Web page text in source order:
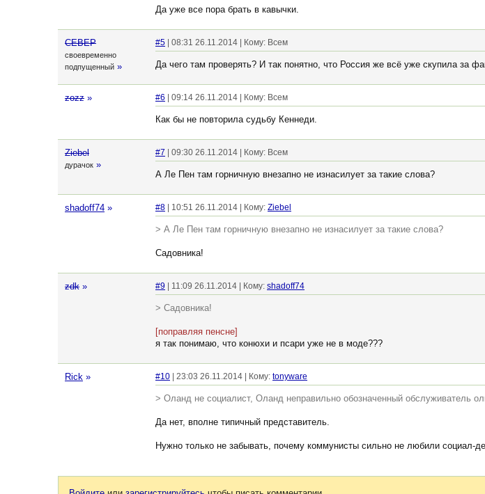
Да уже все пора брать в кавычки.
CEBEP
своевременно
подпущенный »
#5 | 08:31 26.11.2014 | Кому: Всем
Да чего там проверять? И так понятно, что Россия же всё уже скупила за
zozz » #6 | 09:14 26.11.2014 | Кому: Всем
Как бы не повторила судьбу Кеннеди.
Ziebel
дурачок »
#7 | 09:30 26.11.2014 | Кому: Всем
А Ле Пен там горничную внезапно не изнасилует за такие слова?
shadoff74 » #8 | 10:51 26.11.2014 | Кому: Ziebel
> А Ле Пен там горничную внезапно не изнасилует за такие слова?
Садовника!
zdk » #9 | 11:09 26.11.2014 | Кому: shadoff74
> Садовника!
[поправляя пенсне]
я так понимаю, что конюхи и псари уже не в моде???
Rick » #10 | 23:03 26.11.2014 | Кому: tonyware
> Оланд не социалист, Оланд неправильно обозначенный обслуживатель
Да нет, вполне типичный представитель.
Нужно только не забывать, почему коммунисты сильно не любили социал-